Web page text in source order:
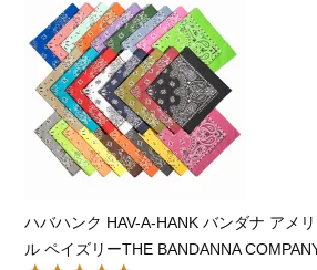
ハバハンク HAV-A-HANK バンダナ アメ
ル ペイズリーTHE BANDANNA